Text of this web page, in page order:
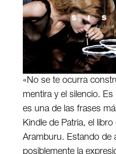
«No se te ocurra
mentira y el silencio.
es una de las frases
Kindle de Patria, el
Aramburu. Estando de
posiblemente la